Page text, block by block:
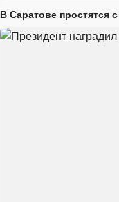
В Саратове простятся